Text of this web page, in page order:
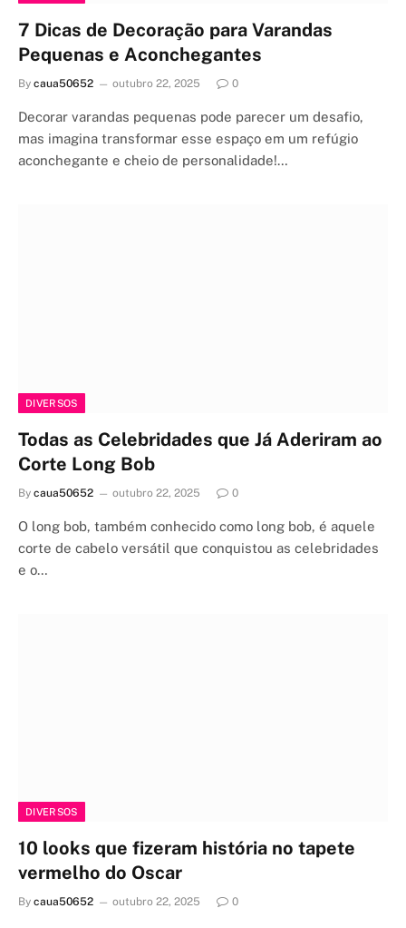
7 Dicas de Decoração para Varandas
Pequenas e Aconchegantes
By caua50652 outubro 22, 2025 0
Decorar varandas pequenas pode parecer um desafio,
mas imagina transformar esse espaço em um refúgio
aconchegante e cheio de personalidade!…
DIVERSOS
Todas as Celebridades que Já Aderiram ao
Corte Long Bob
By caua50652 outubro 22, 2025 0
O long bob, também conhecido como long bob, é aquele
corte de cabelo versátil que conquistou as celebridades
e o…
DIVERSOS
10 looks que fizeram história no tapete
vermelho do Oscar
By caua50652 outubro 22, 2025 0